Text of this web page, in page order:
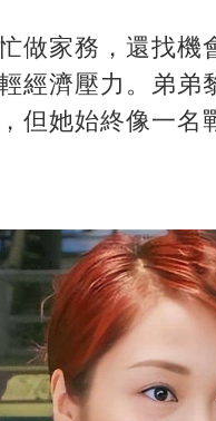
做家務，還找機
經濟壓力。弟弟
但她始終像一名